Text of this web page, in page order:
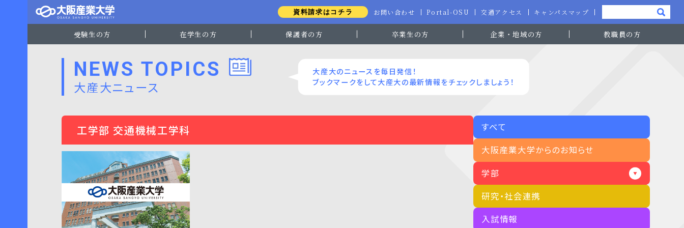
資料請求はコチラ お問い合わせ Portal-OSU 交通アクセス キャンパスマップ
受験生の方 在学生の方 保護者の方 卒業生の方 企業・地域の方 教職員の方
NEWS TOPICS
大産大ニュース
大産大のニュースを毎日発信！
ブックマークをして大産大の最新情報をチェックしましょう！
工学部 交通機械工学科
すべて
大阪産業大学からのお知らせ
学部
研究・社会連携
入試情報